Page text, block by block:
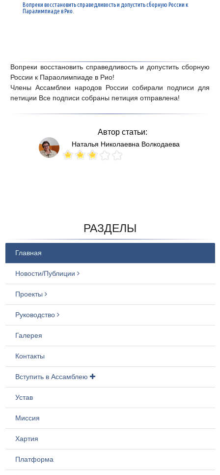
Вопреки восстановить справедливость и допустить сборную России к
Паралимпиаде в Рио.
Вопреки восстановить справедливость и допустить сборную
России к Параолимпиаде в Рио!
Члены Ассамблеи народов России собирали подписи для
петиции Все подписи собраны петиция отправлена!
Автор статьи:
Наталья Николаевна Волкодаева
РАЗДЕЛЫ
Главная
Новости/Публиции
Проекты
Руководство
Галерея
Контакты
Вступить в Ассамблею
Устав
Миссия
Хартия
Платформа